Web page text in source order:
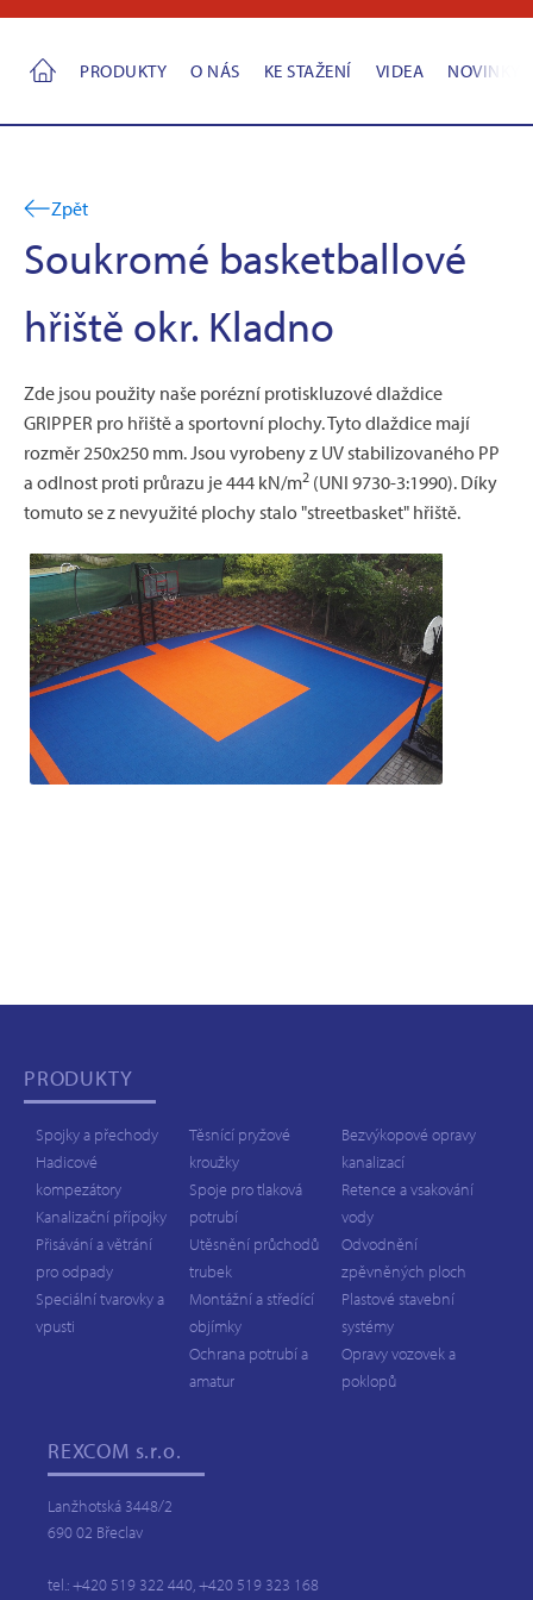
PRODUKTY O NÁS KE STAŽENÍ VIDEA NOVINKY
Zpět
Soukromé basketballové
hřiště okr. Kladno
Zde jsou použity naše porézní protiskluzové dlaždice
GRIPPER pro hřiště a sportovní plochy. Tyto dlaždice mají
rozměr 250x250 mm. Jsou vyrobeny z UV stabilizovaného PP
a odlnost proti průrazu je 444 kN/m2 (UNI 9730-3:1990). Díky
tomuto se z nevyužité plochy stalo "streetbasket" hřiště.
PRODUKTY
Spojky a přechody
Hadicové
kompezátory
Kanalizační přípojky
Přisávání a větrání
pro odpady
Speciální tvarovky a
vpusti
Těsnící pryžové
kroužky
Spoje pro tlaková
potrubí
Utěsnění průchodů
trubek
Montážní a středící
objímky
Ochrana potrubí a
amatur
Bezvýkopové opravy
kanalizací
Retence a vsakování
vody
Odvodnění
zpěvněných ploch
Plastové stavební
systémy
Opravy vozovek a
poklopů
REXCOM s.r.o.
Lanžhotská 3448/2
690 02 Břeclav
tel.: +420 519 322 440, +420 519 323 168